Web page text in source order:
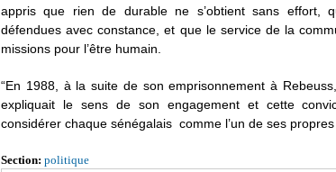
appris que rien de durable ne s’obtient sans effort,
défendues avec constance, et que le service de la
missions pour l’être humain.
“En 1988, à la suite de son emprisonnement à
expliquait le sens de son engagement et cette
considérer chaque sénégalais comme l’un de ses propres
Section: politique